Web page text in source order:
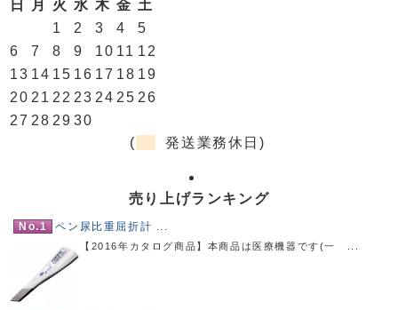
日
月 火 水 木 金 土
1
2 3 4
5
6
7 8 9 10 11 12
13 14 15 16 17 18 19
20 21 22 23 24 25 26
27 28 29 30
(
発送業務休日)
売り上げランキング
No.1 ペン尿比重屈折計 ...
【2016年カタログ商品】本商品は医療機器です(一 ...